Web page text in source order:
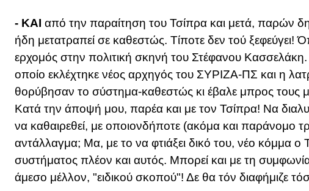
- ΚΑΙ από την παραίτηση του Τσίπρα και μετά, παρών
ήδη μετατραπεί σε καθεστώς. Τίποτε δεν τού ξεφεύγει!
ερχομός στην πολιτική σκηνή του Στέφανου
οποίο εκλέχτηκε νέος αρχηγός του ΣΥΡΙΖΑ-ΠΣ και η
θορύβησαν το σύστημα-καθεστώς κι έβαλε μπρος τους
Κατά την άποψή μου, παρέα και με τον Τσίπρα! Να
να καθαιρεθεί, με οποιονδήποτε (ακόμα και παράνομο
αντάλλαγμα; Μα, με το να φτιάξει δικό του, νέο κόμμα ο
συστήματος πλέον και αυτός. Μπορεί και με τη
άμεσο μέλλον, "ειδικού σκοπού"! Δε θα τόν διαφήμιζε